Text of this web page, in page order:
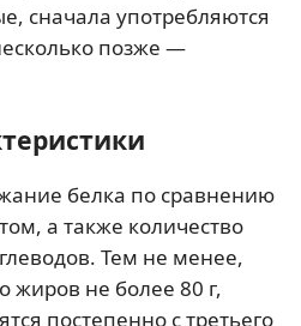
сначала употребляются
позже —
белка по сравнению
а также количество
Тем не менее,
жиров не более 80 г,
постепенно с третьего